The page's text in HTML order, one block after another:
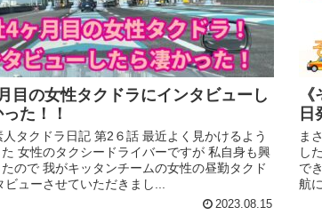
目の女性タクドラにインタビューし
た！！
タクドラ日記 第2６話 最近よく見かけるよう
女性のタクシードライバーですが 私自身も興
ので 我がキッタンチームの女性の昼勤タクド
ビューさせていただきまし...
2023.08.15
日
ま
し
で
航